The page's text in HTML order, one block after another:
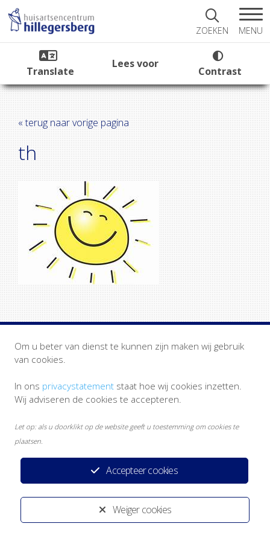
ZOEKEN MENU
Translate
Lees voor
Contrast
« terug naar vorige pagina
th
Privacystatement Disclaimer Heeft u een klacht?
Ontwikkeld door:Yardzorgsites.nl
Weiger cookies
Accepteer cookies
Om u beter van dienst te kunnen zijn maken wij gebruik
van cookies.
In ons privacystatement staat hoe wij cookies inzetten.
Wij adviseren de cookies te accepteren.
Let op: als u doorklikt op de website geeft u toestemming om cookies te
plaatsen.